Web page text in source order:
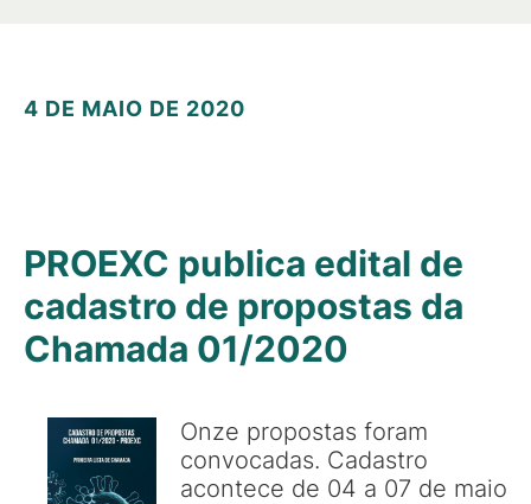
4 DE MAIO DE 2020
PROEXC publica edital de
cadastro de propostas da
Chamada 01/2020
Onze propostas foram
convocadas. Cadastro
acontece de 04 a 07 de maio